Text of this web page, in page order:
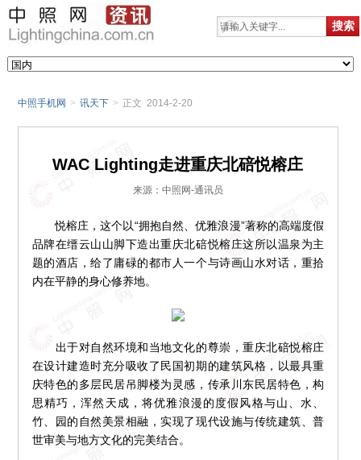
中照手机网 > 讯天下 > 正文 2014-2-20
WAC Lighting走进重庆北碚悦榕庄
来源：中照网-通讯员
悦榕庄，这个以“拥抱自然、优雅浪漫”著称的高端度假
品牌在缙云山山脚下造出重庆北碚悦榕庄这所以温泉为主
题的酒店，给了庸碌的都市人一个与诗画山水对话，重拾
内在平静的身心修养地。
出于对自然环境和当地文化的尊崇，重庆北碚悦榕庄
在设计建造时充分吸收了民国初期的建筑风格，以最具重
庆特色的多层民居吊脚楼为灵感，传承川东民居特色，构
思精巧，浑然天成，将优雅浪漫的度假风格与山、水、
竹、园的自然美景相融，实现了现代设施与传统建筑、普
世审美与地方文化的完美结合。